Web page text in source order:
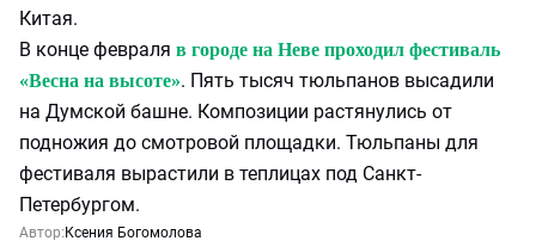
Китая.
В конце февраля в городе на Неве проходил фестиваль
«Весна на высоте». Пять тысяч тюльпанов высадили
на Думской башне. Композиции растянулись от
подножия до смотровой площадки. Тюльпаны для
фестиваля вырастили в теплицах под Санкт-
Петербургом.
Автор: Ксения Богомолова